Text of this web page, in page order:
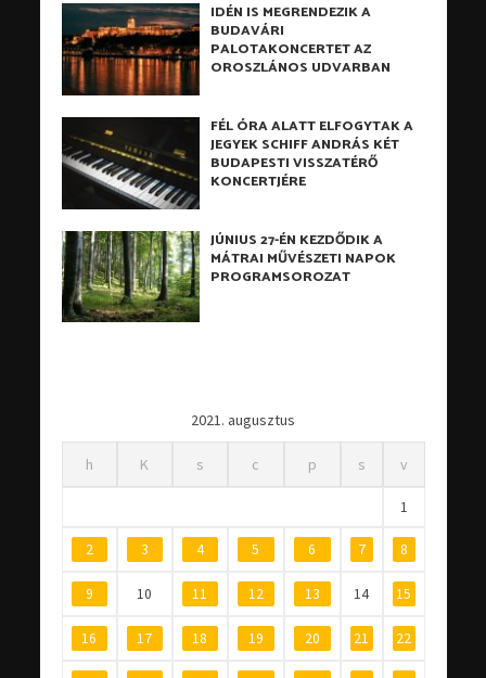
IDÉN IS MEGRENDEZIK A
BUDAVÁRI
PALOTAKONCERTET AZ
OROSZLÁNOS UDVARBAN
FÉL ÓRA ALATT ELFOGYTAK A
JEGYEK SCHIFF ANDRÁS KÉT
BUDAPESTI VISSZATÉRŐ
KONCERTJÉRE
JÚNIUS 27-ÉN KEZDŐDIK A
MÁTRAI MŰVÉSZETI NAPOK
PROGRAMSOROZAT
2021. augusztus
h K s c p s v
1
2 3 4 5 6 7 8
9 10 11 12 13 14 15
16 17 18 19 20 21 22